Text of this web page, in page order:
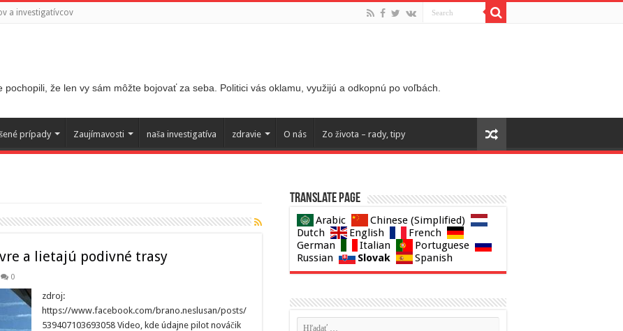
a investigatívcov
že len vy sám môžte bojovať za seba. Politici vás oklamu, využijú a odkopnú po voľbách.
prípady Zaujímavosti naša investigatíva zdravie O nás Zo života – rady, tipy
a lietajú podivné trasy
0
zdroj:
https://www.facebook.com/brano.neslusan/posts/
539407103693058 Video, kde údajne pilot nováčik
Translate page
Arabic
Chinese (Simplified)
Dutch
English
French
German
Italian
Portuguese
Russian
Slovak Spanish